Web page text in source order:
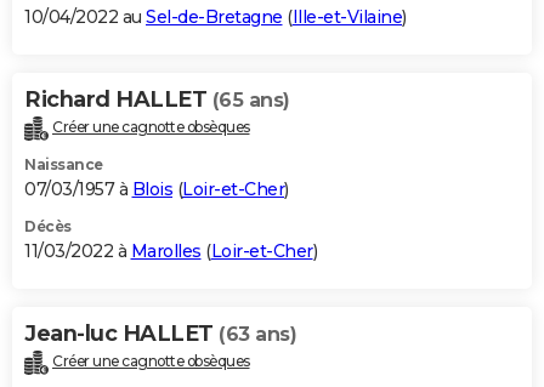
10/04/2022 au Sel-de-Bretagne (Ille-et-Vilaine)
Richard HALLET (65 ans)
Créer une cagnotte obsèques
Naissance
07/03/1957 à Blois (Loir-et-Cher)
Décès
11/03/2022 à Marolles (Loir-et-Cher)
Jean-luc HALLET (63 ans)
Créer une cagnotte obsèques